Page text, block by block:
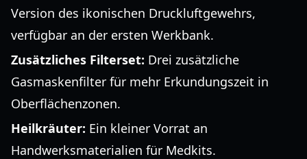
Version des ikonischen Druckluftgewehrs,
verfügbar an der ersten Werkbank.
Zusätzliches Filterset: Drei zusätzliche
Gasmaskenfilter für mehr Erkundungszeit in
Oberflächenzonen.
Heilkräuter: Ein kleiner Vorrat an
Handwerksmaterialien für Medkits.